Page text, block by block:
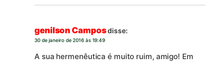
genilson Camposdisse:
30 de janeiro de 2016 às 19:49
A sua hermenêutica é muito ruim, amigo! Em